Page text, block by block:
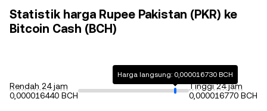
Statistik harga Rupee Pakistan (PKR) ke
Bitcoin Cash (BCH)
Rendah 24 jam
0,000016440 BCH
Harga langsung: 0,000016730 BCH
Tinggi 24 jam
0,000016770 BCH